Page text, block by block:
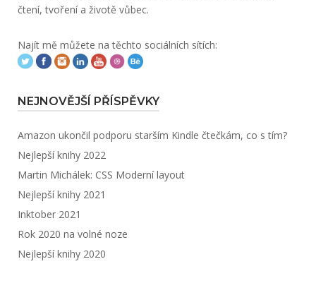
čtení, tvoření a životě vůbec.
Najít mě můžete na těchto sociálních sítích:
NEJNOVĚJŠÍ PŘÍSPĚVKY
Amazon ukončil podporu starším Kindle čtečkám, co s tím?
Nejlepší knihy 2022
Martin Michálek: CSS Moderní layout
Nejlepší knihy 2021
Inktober 2021
Rok 2020 na volné noze
Nejlepší knihy 2020